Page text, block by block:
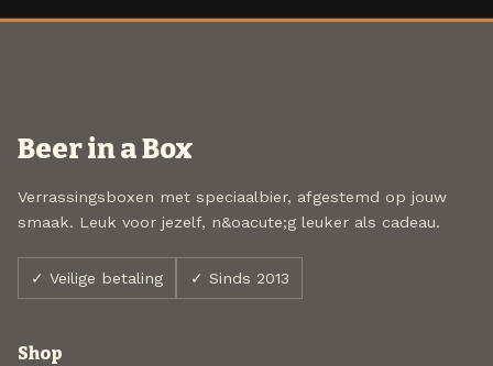
Beer in a Box
Verrassingsboxen met speciaalbier, afgestemd op jouw
smaak. Leuk voor jezelf, n&oacute;g leuker als cadeau.
✓ Veilige betaling ✓ Sinds 2013
Shop